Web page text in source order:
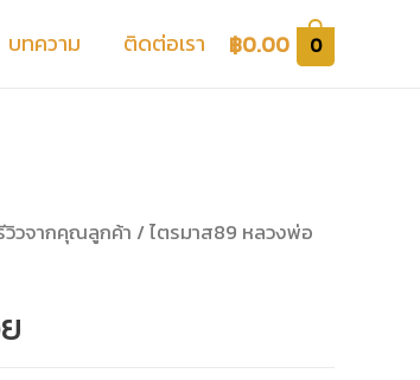
บทความ ติดต่อเรา ฿0.00 0
วิวจากคุณลูกค้า / ไตรมาส89 หลวงพ่อ